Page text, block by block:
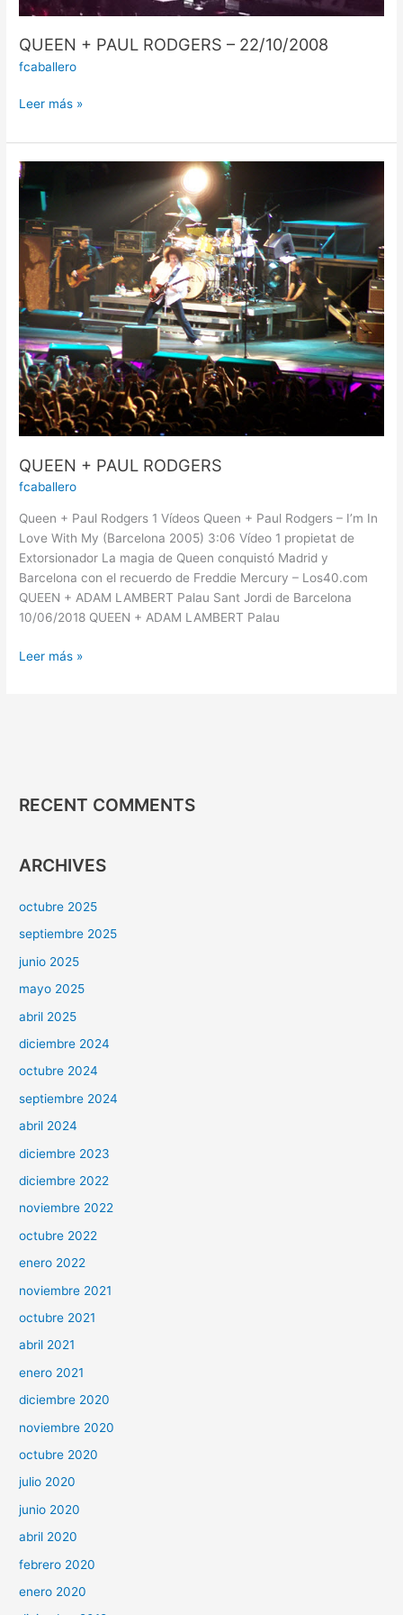
QUEEN + PAUL RODGERS – 22/10/2008
fcaballero
Leer más »
QUEEN + PAUL RODGERS
fcaballero
Queen + Paul Rodgers 1 Vídeos Queen + Paul Rodgers – I’m In
Love With My (Barcelona 2005) 3:06 Vídeo 1 propietat de
Extorsionador La magia de Queen conquistó Madrid y
Barcelona con el recuerdo de Freddie Mercury – Los40.com
QUEEN + ADAM LAMBERT Palau Sant Jordi de Barcelona
10/06/2018 QUEEN + ADAM LAMBERT Palau
QUEEN
+
PAUL
RODGERS
Leer más »
RECENT COMMENTS
ARCHIVES
octubre 2025
septiembre 2025
junio 2025
mayo 2025
abril 2025
diciembre 2024
octubre 2024
septiembre 2024
abril 2024
diciembre 2023
diciembre 2022
noviembre 2022
octubre 2022
enero 2022
noviembre 2021
octubre 2021
abril 2021
enero 2021
diciembre 2020
noviembre 2020
octubre 2020
julio 2020
junio 2020
abril 2020
febrero 2020
enero 2020